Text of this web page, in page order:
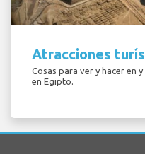
Atracciones
Cosas para ver y hacer en
en Egipto.